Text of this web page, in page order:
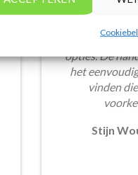
vakantieall-
hotels, de site
opties. De
het
vinden
Stijn